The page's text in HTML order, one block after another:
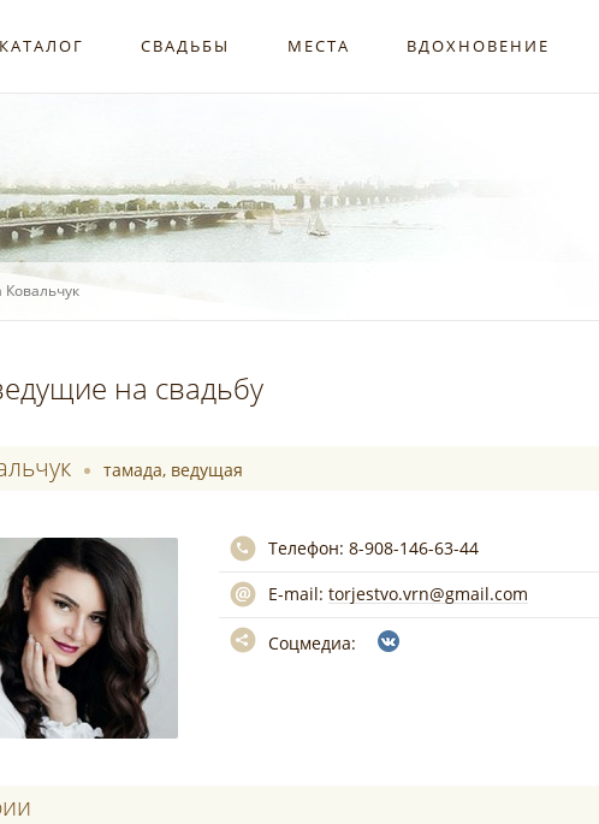
КАТАЛОГ СВАДЬБЫ МЕСТА ВДОХНОВЕНИЕ
на свадьбу
тамада, ведущая
Телефон: 8-908-146-63-44
E-mail: torjestvo.vrn@gmail.com
Соцмедиа: